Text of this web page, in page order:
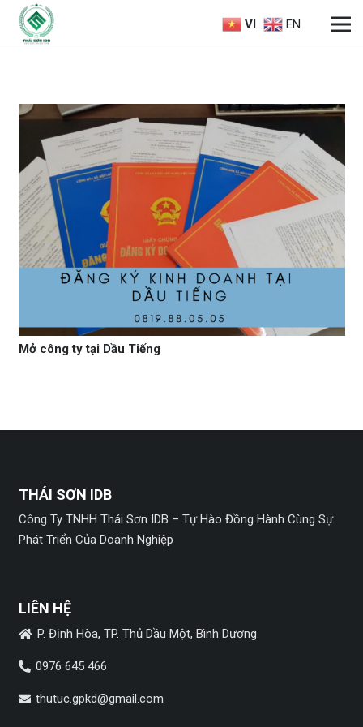
VI EN
Mở công ty tại Dầu Tiếng
THÁI SƠN IDB
Công Ty TNHH Thái Sơn IDB – Tự Hào Đồng Hành Cùng Sự
Phát Triển Của Doanh Nghiệp
LIÊN HỆ
P. Định Hòa, TP. Thủ Dầu Một, Bình Dương
0976 645 466
thutuc.gpkd@gmail.com